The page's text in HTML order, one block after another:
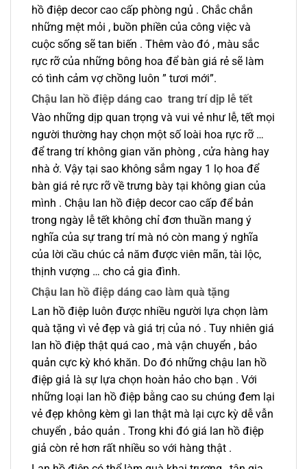
hồ điệp decor cao cấp phòng ngủ . Chắc chắn
những mệt mỏi , buồn phiền của công việc và
cuộc sống sẽ tan biến . Thêm vào đó , màu sắc
rực rỡ của những bông hoa để bàn giá rẻ sẽ làm
có tình cảm vợ chồng luôn ” tươi mới”.
Chậu lan hồ điệp dáng cao trang trí dịp lễ tết
Vào những dịp quan trọng và vui vẻ như lễ, tết mọi
người thường hay chọn một số loài hoa rực rỡ …
để trang trí không gian văn phòng , cửa hàng hay
nhà ở. Vậy tại sao không sắm ngay 1 lọ hoa để
bàn giá rẻ rực rỡ về trưng bày tại không gian của
mình . Chậu lan hồ điệp decor cao cấp để bản
trong ngày lễ tết không chỉ đơn thuần mang ý
nghĩa của sự trang trí mà nó còn mang ý nghĩa
của lời cầu chúc cả năm được viên mãn, tài lộc,
thịnh vượng … cho cả gia đình.
Chậu lan hồ điệp dáng cao làm quà tặng
Lan hồ điệp luôn được nhiều người lựa chọn làm
quà tặng vì vẻ đẹp và giá trị của nó . Tuy nhiên giá
lan hồ điệp thật quá cao , mà vận chuyển , bảo
quản cực kỳ khó khăn. Do đó những chậu lan hồ
điệp giả là sự lựa chọn hoàn hảo cho bạn . Với
những loại lan hồ điệp bằng cao su chúng đem lại
vẻ đẹp không kèm gì lan thật mà lại cực kỳ dễ vẫn
chuyển , bảo quản . Trong khi đó giá lan hồ điệp
giả còn rẻ hơn rất nhiều so với hàng thật .